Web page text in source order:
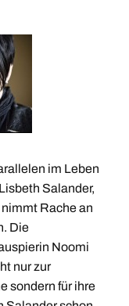
im Leben
Salander,
Rache an
Die
Noomi
nur zur
sondern für ihre